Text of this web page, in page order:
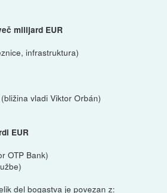
milijard EUR
infrastruktura)
vladi Viktor Orbán)
EUR
OTP Bank)
del bogastva je povezan z: